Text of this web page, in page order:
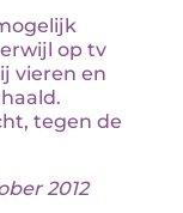
op tv
vieren en
tegen de
2012